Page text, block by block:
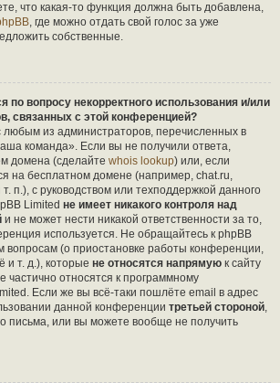
что какая-то функция должна быть добавлена,
, где можно отдать свой голос за уже
собственные.
по вопросу некорректного использования и/или
связанных с этой конференцией?
любым из администраторов, перечисленных в
команда». Если вы не получили ответа,
домена (сделайте whois lookup) или, если
на бесплатном домене (например, chat.ru,
п.), с руководством или техподдержкой данного
Limited не имеет никакого контроля над
и не может нести никакой ответственности за то,
используется. Не обращайтесь к phpBB
вопросам (о приостановке работы конференции,
и т. д.), которые не относятся напрямую к сайту
частично относятся к программному
Если же вы всё-таки пошлёте email в адрес
данной конференции третьей стороной,
письма, или вы можете вообще не получить